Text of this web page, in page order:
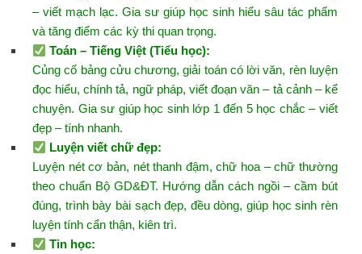
– viết mạch lạc. Gia sư giúp học sinh hiểu sâu tác phẩm
và tăng điểm các kỳ thi quan trọng.
Toán – Tiếng Việt (Tiểu học):
Củng cố bảng cửu chương, giải toán có lời văn, rèn luyện
đọc hiểu, chính tả, ngữ pháp, viết đoạn văn – tả cảnh – kể
chuyện. Gia sư giúp học sinh lớp 1 đến 5 học chắc – viết
đẹp – tính nhanh.
Luyện viết chữ đẹp:
Luyện nét cơ bản, nét thanh đậm, chữ hoa – chữ thường
theo chuẩn Bộ GD&ĐT. Hướng dẫn cách ngồi – cầm bút
đúng, trình bày bài sạch đẹp, đều dòng, giúp học sinh rèn
luyện tính cẩn thận, kiên trì.
Tin học: